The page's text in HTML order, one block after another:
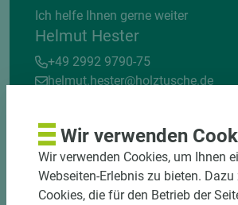
Ich helfe Ihnen gerne weiter
Helmut Hester
+49 2992 9790-75
helmut.hester@holztusche.de
Wir verwenden
Wir verwenden Cookies, um Ihnen
Webseiten-Erlebnis zu bieten. Dazu
Cookies, die für den Betrieb der